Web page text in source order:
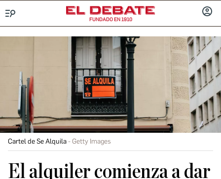
FUNDADO EN 1910
Cartel de Se Alquila Getty Images
El alquiler comienza a dar